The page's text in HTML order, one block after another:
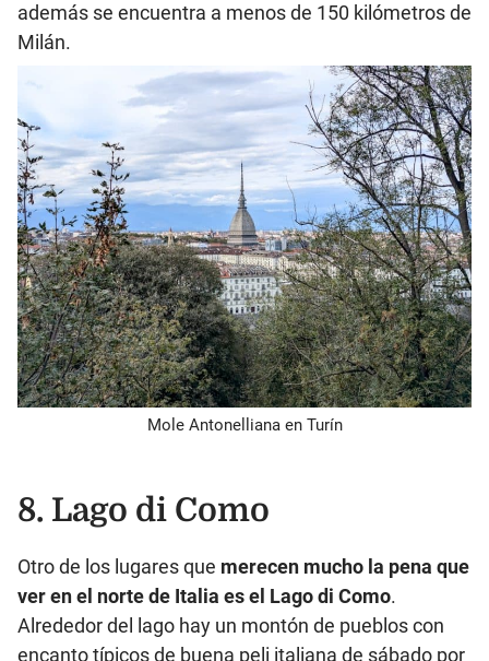
además se encuentra a menos de 150 kilómetros de
Milán.
Mole Antonelliana en Turín
8. Lago di Como
Otro de los lugares que merecen mucho la pena que
ver en el norte de Italia es el Lago di Como.
Alrededor del lago hay un montón de pueblos con
encanto típicos de buena peli italiana de sábado por